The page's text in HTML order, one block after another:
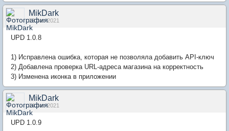
MikDark
13 Jan 2021
UPD 1.0.8
1) Исправлена ошибка, которая не позволяла добавить API-ключ
2) Добавлена проверка URL-адреса магазина на корректность
3) Изменена иконка в приложении
MikDark
14 Jan 2021
UPD 1.0.9